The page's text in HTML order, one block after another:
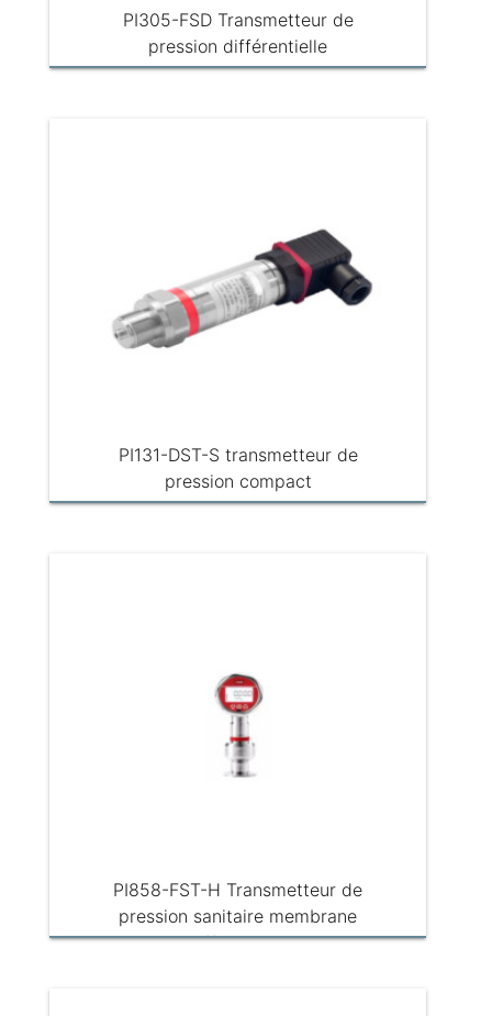
PI305-FSD Transmetteur de
pression différentielle
PI131-DST-S transmetteur de
pression compact
PI858-FST-H Transmetteur de
pression sanitaire membrane
affleurante